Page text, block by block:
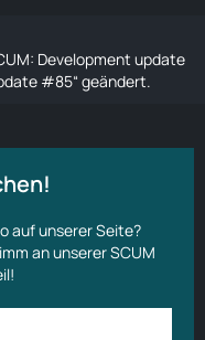
Development update
#85“ geändert.
auf unserer Seite?
an unserer SCUM